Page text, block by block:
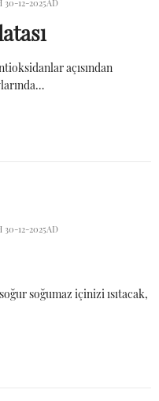
30-12-2025AD
açısından
30-12-2025AD
soğumaz içinizi ısıtacak,